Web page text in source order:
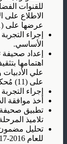
للقنوات
الاطلاع على
عرضها على (11) مُحكمًا (ملحق، (1))، ثم تعديلها.
إجراء
الأساسي.
اهتمامها
علي
على (11) مُحكمًا (ملحق، (1))، ثم تعديلها.
إجراء
أخذ موافقة
تطبيق صحيفة
تلاميذ المرحلة
للعام 2016-2017م.